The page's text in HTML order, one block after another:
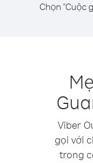
Chọn "Cuộc
Viber
gọi với
trong